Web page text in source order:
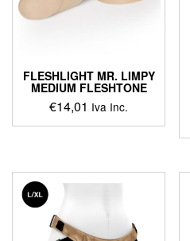
FLESHLIGHT MR. LIMPY
MEDIUM FLESHTONE
€14,01 Iva Inc.